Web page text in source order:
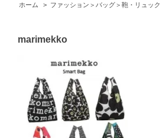
ホーム > ファッション＞バッグ＞鞄・リュック
marimekko